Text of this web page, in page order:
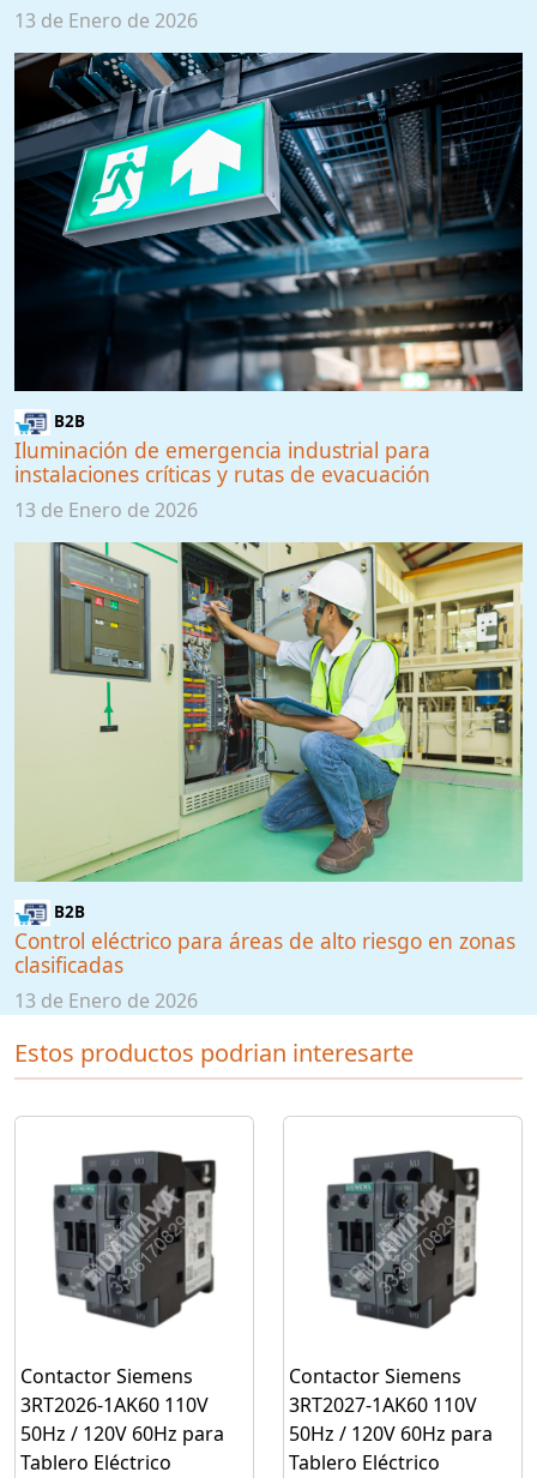
13 de Enero de 2026
B2B
Iluminación de emergencia industrial para
instalaciones críticas y rutas de evacuación
13 de Enero de 2026
B2B
Control eléctrico para áreas de alto riesgo en zonas
clasificadas
13 de Enero de 2026
Estos productos podrian interesarte
Contactor Siemens
3RT2026-1AK60 110V
50Hz / 120V 60Hz para
Tablero Eléctrico
Contactor Siemens
3RT2027-1AK60 110V
50Hz / 120V 60Hz para
Tablero Eléctrico